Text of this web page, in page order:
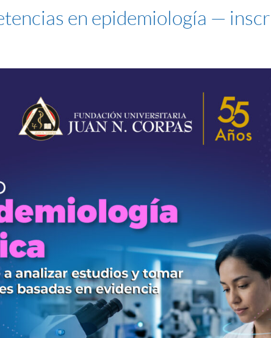
en epidemiología —